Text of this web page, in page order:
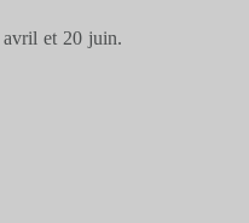
avril et 20 juin.